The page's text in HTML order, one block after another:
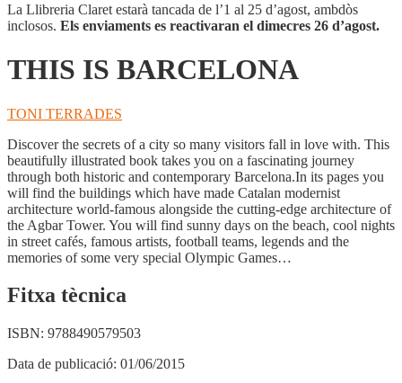
La Llibreria Claret estarà tancada de l’1 al 25 d’agost, ambdòs
inclosos. Els enviaments es reactivaran el dimecres 26 d’agost.
THIS IS BARCELONA
TONI TERRADES
Discover the secrets of a city so many visitors fall in love with. This
beautifully illustrated book takes you on a fascinating journey
through both historic and contemporary Barcelona.In its pages you
will find the buildings which have made Catalan modernist
architecture world-famous alongside the cutting-edge architecture of
the Agbar Tower. You will find sunny days on the beach, cool nights
in street cafés, famous artists, football teams, legends and the
memories of some very special Olympic Games…
Fitxa tècnica
ISBN: 9788490579503
Data de publicació: 01/06/2015